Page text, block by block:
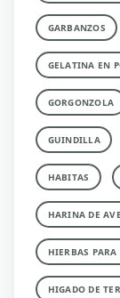
GARBANZOS
GELATINA EN
GORGONZOLA
GUINDILLA
HABITAS
HARINA DE
HIERBAS PARA
HIGADO DE